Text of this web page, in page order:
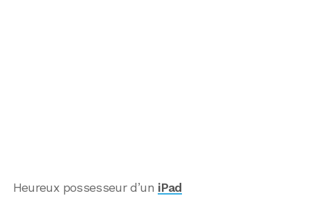
Heureux possesseur d’un iPad